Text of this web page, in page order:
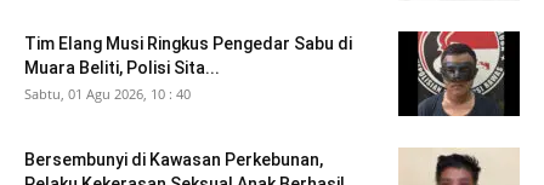
Tim Elang Musi Ringkus Pengedar Sabu di
Muara Beliti, Polisi Sita...
Sabtu, 01 Agu 2026, 10 : 40
Bersembunyi di Kawasan Perkebunan,